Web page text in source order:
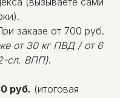
заказе от 700 руб.
от 30 кг ПВД / от 6
сл. ВПП).
руб. (итоговая